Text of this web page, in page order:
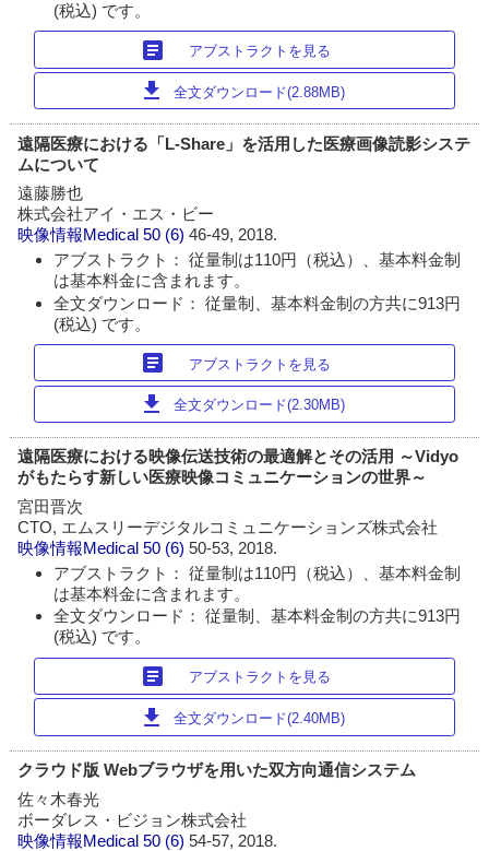
(税込) です。
article アブストラクトを見る
download 全文ダウンロード(2.88MB)
遠隔医療における「L-Share」を活用した医療画像読影システ
ムについて
遠藤勝也
株式会社アイ・エス・ビー
映像情報Medical 50 (6)46-49, 2018.
アブストラクト： 従量制は110円（税込）、基本料金制
は基本料金に含まれます。
全文ダウンロード： 従量制、基本料金制の方共に913円
(税込) です。
article アブストラクトを見る
download 全文ダウンロード(2.30MB)
遠隔医療における映像伝送技術の最適解とその活用 ～Vidyo
がもたらす新しい医療映像コミュニケーションの世界～
宮田晋次
CTO, エムスリーデジタルコミュニケーションズ株式会社
映像情報Medical 50 (6)50-53, 2018.
アブストラクト： 従量制は110円（税込）、基本料金制
は基本料金に含まれます。
全文ダウンロード： 従量制、基本料金制の方共に913円
(税込) です。
article アブストラクトを見る
download 全文ダウンロード(2.40MB)
クラウド版 Webブラウザを用いた双方向通信システム
佐々木春光
ボーダレス・ビジョン株式会社
映像情報Medical 50 (6)54-57, 2018.